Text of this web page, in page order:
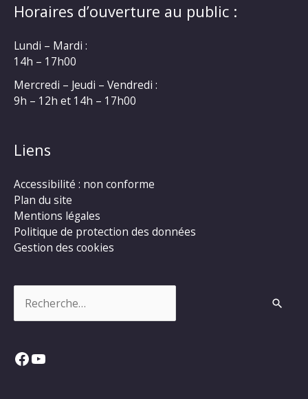
Horaires d’ouverture au public :
Lundi – Mardi :
14h – 17h00
Mercredi – Jeudi – Vendredi :
9h – 12h et 14h – 17h00
Liens
Accessibilité : non conforme
Plan du site
Mentions légales
Politique de protection des données
Gestion des cookies
Facebook
YouTube